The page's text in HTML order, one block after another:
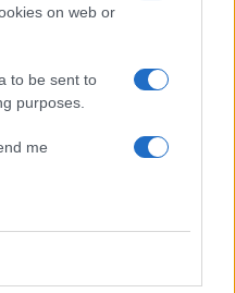
on web or
to be sent to
purposes.
me
από reCAPTCHA, ισχύουν
της Google.
ειδησεογραφία και τα